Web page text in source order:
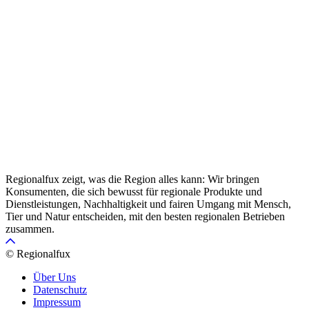
Regionalfux zeigt, was die Region alles kann: Wir bringen
Konsumenten, die sich bewusst für regionale Produkte und
Dienstleistungen, Nachhaltigkeit und fairen Umgang mit Mensch,
Tier und Natur entscheiden, mit den besten regionalen Betrieben
zusammen.
© Regionalfux
Über Uns
Datenschutz
Impressum